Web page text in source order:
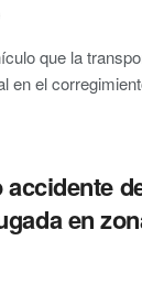
que la
en el
en